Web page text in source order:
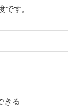
です。
きる